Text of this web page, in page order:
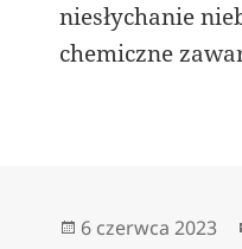
niesłychanie
chemiczne
Data
6 czerwca 2023